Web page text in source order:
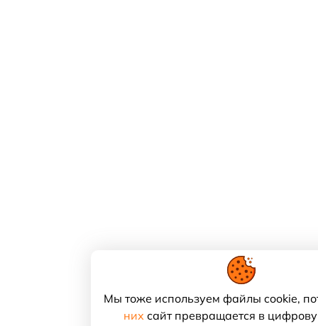
Мы тоже используем файлы cookie,
них сайт превращается в